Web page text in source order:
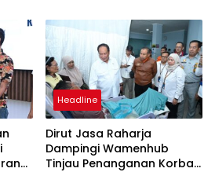
Headline
Dirut Jasa Raharja
Dampingi Wamenhub
Tinjau Penanganan Korban